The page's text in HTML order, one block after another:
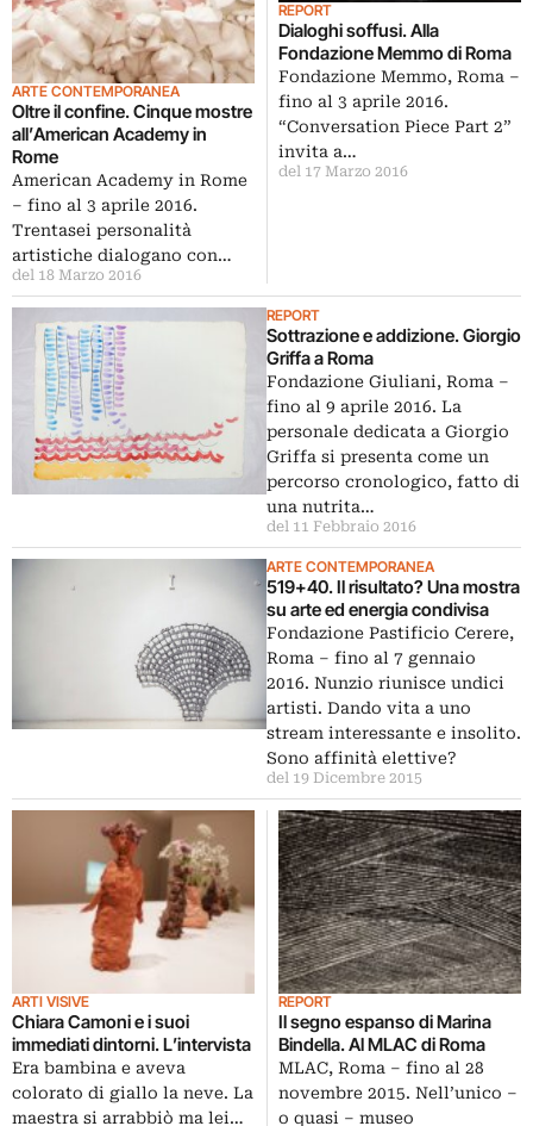
ARTE CONTEMPORANEA
Oltre il confine. Cinque mostre
all’American Academy in
Rome
American Academy in Rome
– fino al 3 aprile 2016.
Trentasei personalità
artistiche dialogano con…
del 18 Marzo 2016
REPORT
Dialoghi soffusi. Alla
Fondazione Memmo di Roma
Fondazione Memmo, Roma –
fino al 3 aprile 2016.
“Conversation Piece Part 2”
invita a…
del 17 Marzo 2016
REPORT
Sottrazione e addizione. Giorgio
Griffa a Roma
Fondazione Giuliani, Roma –
fino al 9 aprile 2016. La
personale dedicata a Giorgio
Griffa si presenta come un
percorso cronologico, fatto di
una nutrita…
del 11 Febbraio 2016
ARTE CONTEMPORANEA
519+40. Il risultato? Una mostra
su arte ed energia condivisa
Fondazione Pastificio Cerere,
Roma – fino al 7 gennaio
2016. Nunzio riunisce undici
artisti. Dando vita a uno
stream interessante e insolito.
Sono affinità elettive?
del 19 Dicembre 2015
ARTI VISIVE
Chiara Camoni e i suoi
immediati dintorni. L’intervista
Era bambina e aveva
colorato di giallo la neve. La
maestra si arrabbiò ma lei…
REPORT
Il segno espanso di Marina
Bindella. Al MLAC di Roma
MLAC, Roma – fino al 28
novembre 2015. Nell’unico –
o quasi – museo